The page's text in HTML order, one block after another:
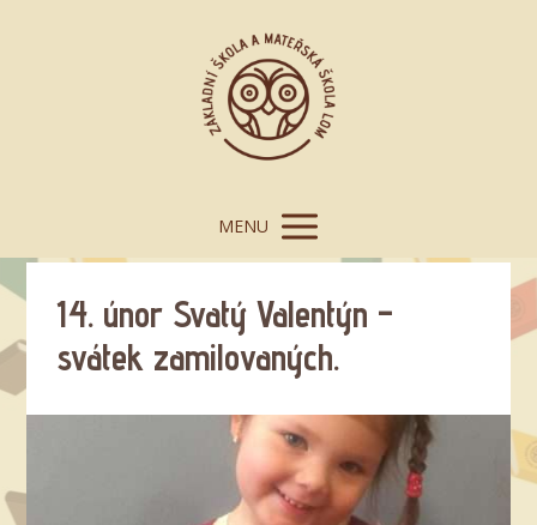
MENU
14. únor Svatý Valentýn –
svátek zamilovaných.